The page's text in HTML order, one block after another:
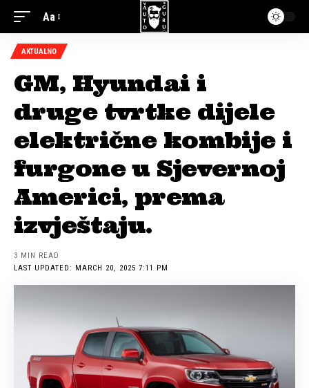
Aa
AKTUALNO
GM, Hyundai i
druge tvrtke dijele
električne kombije i
furgone u Sjevernoj
Americi, prema
izvještaju.
LAST UPDATED: MARCH 20, 2025 7:11 PM
3 MIN READ